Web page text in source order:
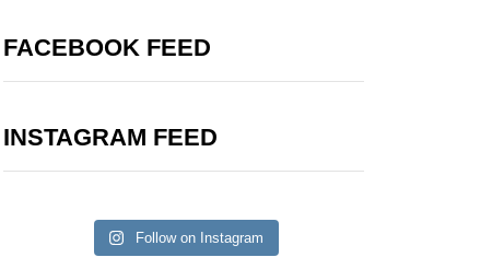
FACEBOOK FEED
INSTAGRAM FEED
Follow on Instagram